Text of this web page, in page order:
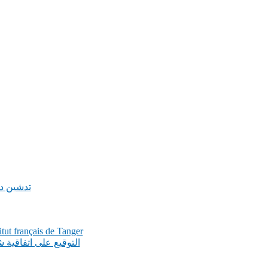
تدشين
français de Tanger
التوقيع على